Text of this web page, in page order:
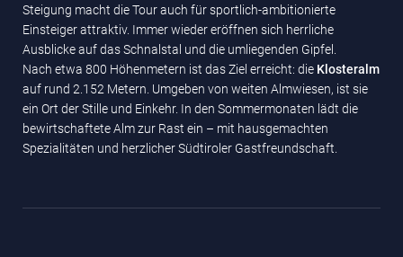
Steigung macht die Tour auch für sportlich-ambitionierte
Einsteiger attraktiv. Immer wieder eröffnen sich herrliche
Ausblicke auf das Schnalstal und die umliegenden Gipfel.
Nach etwa 800 Höhenmetern ist das Ziel erreicht: die Klosteralm
auf rund 2.152 Metern. Umgeben von weiten Almwiesen, ist sie
ein Ort der Stille und Einkehr. In den Sommermonaten lädt die
bewirtschaftete Alm zur Rast ein – mit hausgemachten
Spezialitäten und herzlicher Südtiroler Gastfreundschaft.